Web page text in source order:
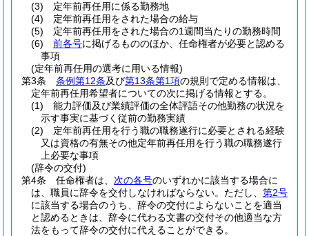
(3)
定年前再任用に係る勤務地
(4)
定年前再任用をされた場合の給与
(5)
定年前再任用をされた場合の1週間当たりの勤務時間
(6)
前各号に掲げるもののほか、任命権者が必要と認める
事項
(定年前再任用の選考に用いる情報)
第3条
条例第12条及び第13条第1項の規則で定める情報は、
定年前再任用希望者についての次に掲げる情報とする。
(1)
能力評価及び業績評価の全体評語その他勤務の状況を
示す事実に基づく従前の勤務実績
(2)
定年前再任用を行う職の職務遂行に必要とされる経験
又は資格の有無その他定年前再任用を行う職の職務遂行
上必要な事項
(辞令の交付)
第4条
任命権者は、 次の各号のいずれかに該当する場合に
は、職員に辞令を交付しなければならない。 ただし、 第2号
に該当する場合のうち、辞令の交付によらないことを適当
と認めるときは、辞令に代わる文書の交付その他適当な方
法をもって辞令の交付に代えることができる。